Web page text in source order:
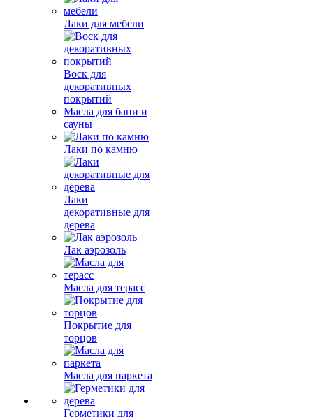
Лаки для мебели
Воск для
декоративных
покрытий
Масла для бани и
сауны
Лаки по камню
Лаки
декоративные для
дерева
Лак аэрозоль
Масла для терасс
Покрытие для
торцов
Масла для паркета
Герметики для